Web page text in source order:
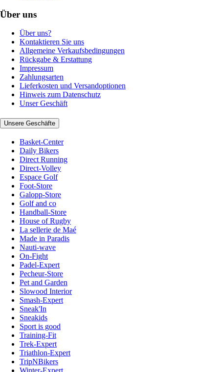
Über uns
Über uns?
Kontaktieren Sie uns
Allgemeine Verkaufsbedingungen
Rückgabe & Erstattung
Impressum
Zahlungsarten
Lieferkosten und Versandoptionen
Hinweis zum Datenschutz
Unser Geschäft
Unsere Geschäfte
Basket-Center
Daily Bikers
Direct Running
Direct-Volley
Espace Golf
Foot-Store
Galopp-Store
Golf and co
Handball-Store
House of Rugby
La sellerie de Maé
Made in Paradis
Nauti-wave
On-Fight
Padel-Expert
Pecheur-Store
Pet and Garden
Slowood Interior
Smash-Expert
Sneak'In
Sneakids
Sport is good
Training-Fit
Trek-Expert
Triathlon-Expert
TripNBikers
Winter-Expert